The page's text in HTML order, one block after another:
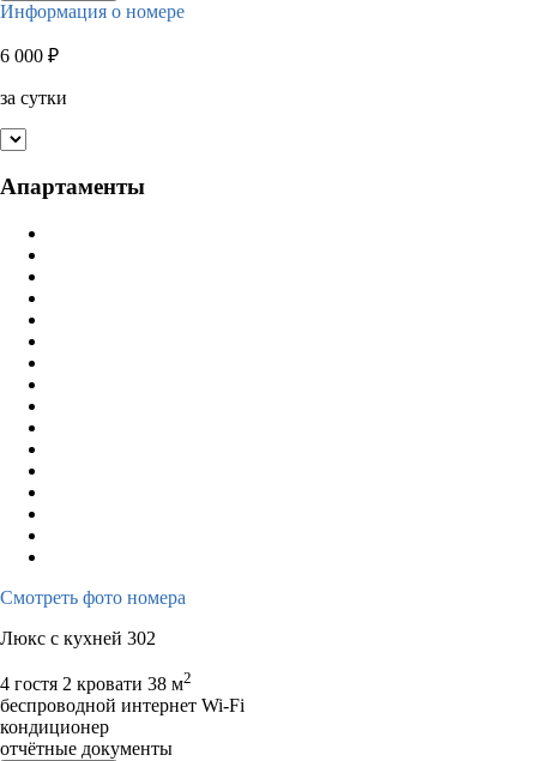
Информация о номере
6 000 ₽
за сутки
Апартаменты
Смотреть фото номера
Люкс с кухней 302
4 гостя 2 кровати 38 м2
беспроводной интернет Wi-Fi
кондиционер
отчётные документы